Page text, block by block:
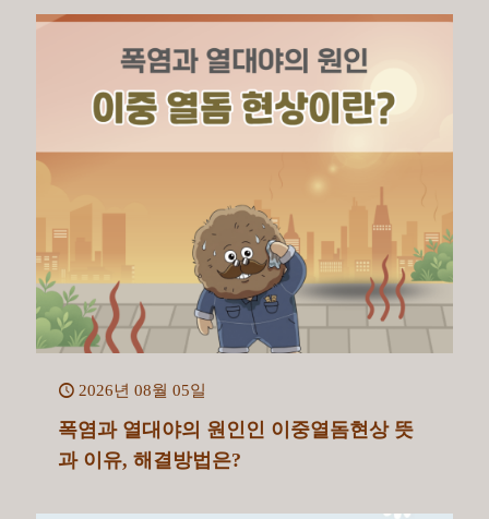
2026년 08월 05일
폭염과 열대야의 원인인 이중열돔현상 뜻
과 이유, 해결방법은?